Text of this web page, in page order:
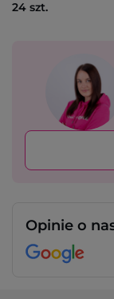
24 szt.
Opinie o